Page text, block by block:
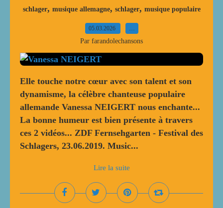
schlager, musique allemagne, schlager, musique populaire
05.03.2026 …
Par farandolechansons
Elle touche notre cœur avec son talent et son
dynamisme, la célèbre chanteuse populaire
allemande Vanessa NEIGERT nous enchante...
La bonne humeur est bien présente à travers
ces 2 vidéos... ZDF Fernsehgarten - Festival des
Schlagers, 23.06.2019. Music...
Lire la suite